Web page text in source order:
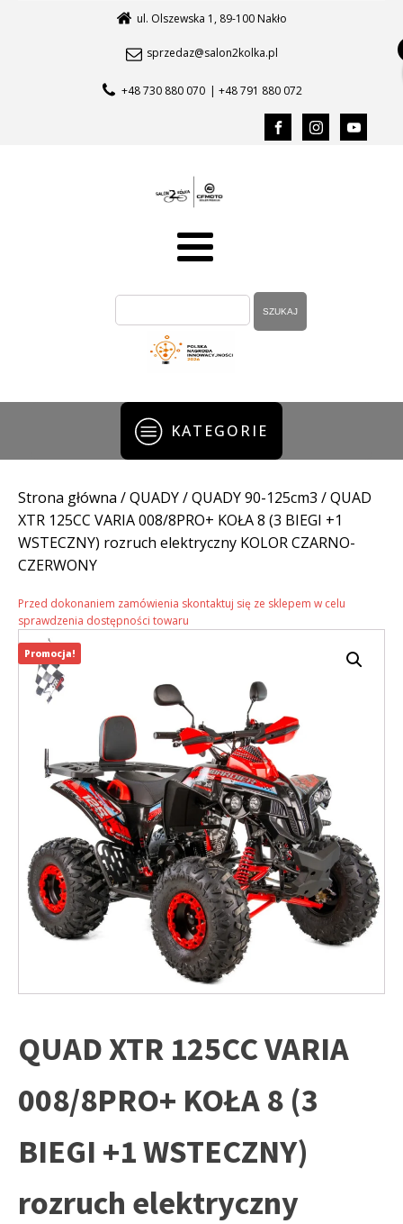
ul. Olszewska 1, 89-100 Nakło
sprzedaz@salon2kolka.pl
+48 730 880 070 | +48 791 880 072
KATEGORIE
Strona główna /QUADY/QUADY 90-125cm3 / QUAD
XTR 125CC VARIA 008/8PRO+ KOŁA 8 (3 BIEGI +1
WSTECZNY) rozruch elektryczny KOLOR CZARNO-
CZERWONY
Przed dokonaniem zamówienia skontaktuj się ze sklepem w celu
sprawdzenia dostępności towaru
QUAD XTR 125CC VARIA
008/8PRO+ KOŁA 8 (3
BIEGI +1 WSTECZNY)
rozruch elektryczny
Promocja!